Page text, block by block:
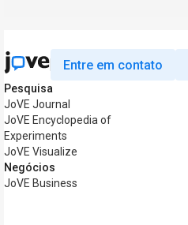
Entre em contato
Pesquisa
JoVE Journal
JoVE Encyclopedia of
Experiments
JoVE Visualize
Negócios
JoVE Business